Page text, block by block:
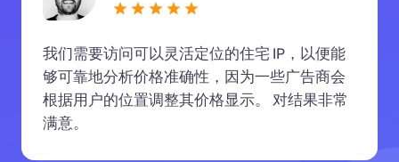
我们需要访问可以灵活定位的住宅 IP，以便能
够可靠地分析价格准确性，因为一些广告商会
根据用户的位置调整其价格显示。 对结果非常
满意。